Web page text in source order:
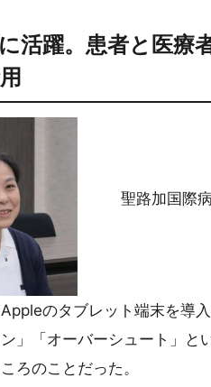
活躍。患者と医療
聖路加国際
のタブレット端末を導
ン」「オーバーシュート」
ろのことだった。